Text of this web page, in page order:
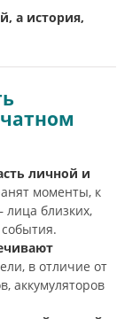
а история,
личной и
моменты, к
близких,
в отличие от
аккумуляторов